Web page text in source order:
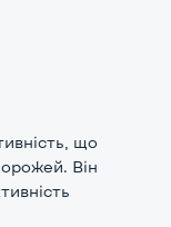
що
Він